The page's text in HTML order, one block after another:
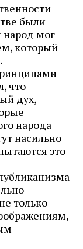
были
мог
который
что
дух,
народа
насильно
это
только